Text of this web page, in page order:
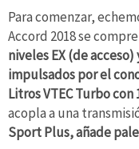
Para comenzar,
Accord 2018 se
niveles EX (de
impulsados por el
Litros VTEC Turbo
acopla a una
Sport Plus, añade